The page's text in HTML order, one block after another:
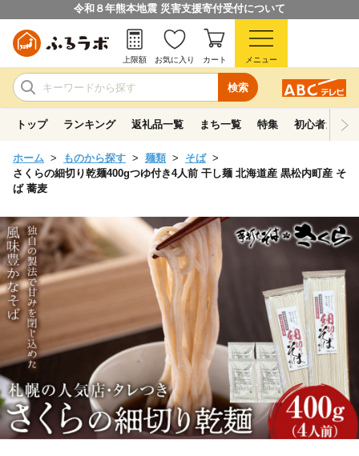
令和８年熊本地震 災害支援寄付受付について
検索
上限額 お気に入り カート メニュー
トップ ランキング 返礼品一覧 まち一覧 特集 初心者ガイド
ホーム ものから探す 麺類
そば
さくらの細切り乾麺400gつゆ付き4人前 干し麺 北海道産 黒松内町産 そ
ば 蕎麦